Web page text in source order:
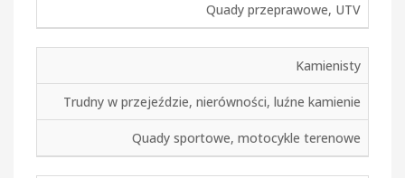
Quady przeprawowe, UTV
Kamienisty
Trudny w przejeździe, nierówności, luźne kamienie
Quady sportowe, motocykle terenowe